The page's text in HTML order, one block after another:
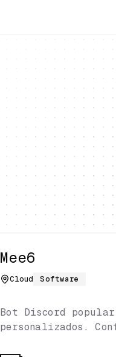
Mee6
Cloud Software
Bot Discord popular
personalizados.